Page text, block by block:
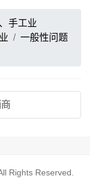
手工业
一般性问题
All Rights Reserved.